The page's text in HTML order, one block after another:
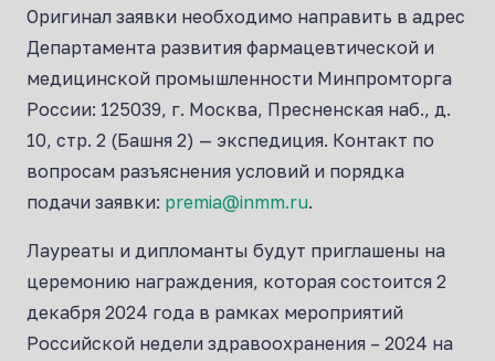
Оригинал заявки необходимо направить в адрес
Департамента развития фармацевтической и
медицинской промышленности Минпромторга
России: 125039, г. Москва, Пресненская наб., д.
10, стр. 2 (Башня 2) — экспедиция. Контакт по
вопросам разъяснения условий и порядка
подачи заявки: premia@inmm.ru.
Лауреаты и дипломанты будут приглашены на
церемонию награждения, которая состоится 2
декабря 2024 года в рамках мероприятий
Российской недели здравоохранения – 2024 на